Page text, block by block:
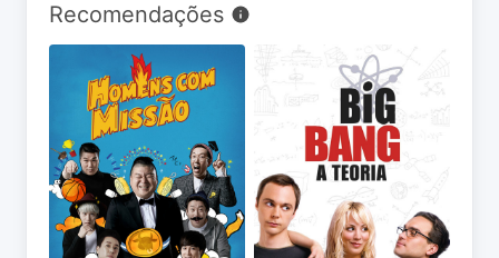
Recomendações